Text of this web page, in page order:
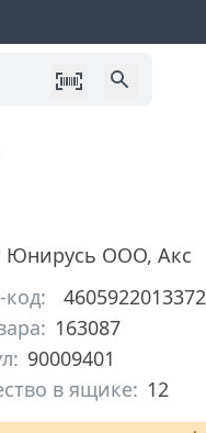
Юнирусь ООО, Акс
4605922013372
163087
90009401
в ящике: 12